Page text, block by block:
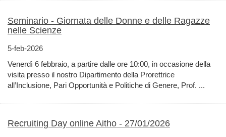
Seminario - Giornata delle Donne e delle Ragazze
nelle Scienze
5-feb-2026
Venerdì 6 febbraio, a partire dalle ore 10:00, in occasione della
visita presso il nostro Dipartimento della Prorettrice
all’Inclusione, Pari Opportunità e Politiche di Genere, Prof. ...
Recruiting Day online Aitho - 27/01/2026